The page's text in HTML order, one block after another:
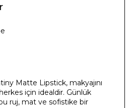
Matte Lipstick, makyajını
için idealdir. Günlük
ruj, mat ve sofistike bir